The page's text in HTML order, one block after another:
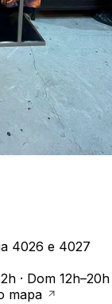
4026 e 4027
· Dom 12h–20h
mapa